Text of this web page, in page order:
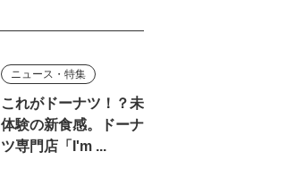
ニュース・特集
これがドーナツ！？未
体験の新食感。ドーナ
ツ専門店「I'm ...